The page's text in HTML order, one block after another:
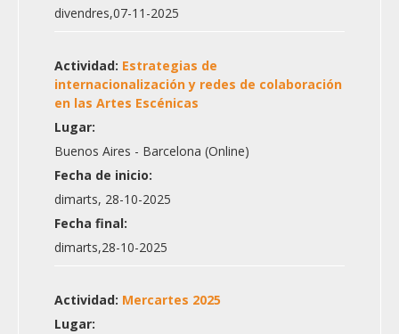
divendres,07-11-2025
Actividad: Estrategias de
internacionalización y redes de colaboración
en las Artes Escénicas
Lugar:
Buenos Aires - Barcelona (Online)
Fecha de inicio:
dimarts, 28-10-2025
Fecha final:
dimarts,28-10-2025
Actividad: Mercartes 2025
Lugar: